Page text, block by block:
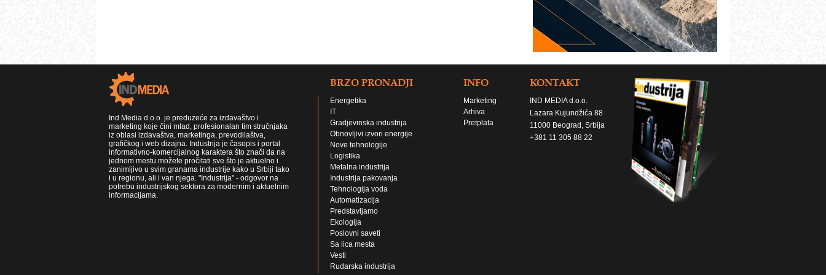
Ind Media d.o.o. je preduzeće za izdavaštvo i
marketing koje čini mlad, profesionalan tim stručnjaka
iz oblasi izdavaštva, marketinga, prevodilaštva,
grafičkog i web dizajna. Industrija je časopis i portal
informativno-komercijalnog karaktera što znači da na
jednom mestu možete pročitati sve što je aktuelno i
zanimljivo u svim granama industrije kako u Srbiji tako
i u regionu, ali i van njega. "Industrija" - odgovor na
potrebu industrijskog sektora za modernim i aktuelnim
informacijama.
BRZO PRONADJI
Energetika
IT
Gradjevinska industrija
Obnovljivi izvori energije
Nove tehnologije
Logistika
Metalna industrija
Industrija pakovanja
Tehnologija voda
Automatizacija
Predstavljamo
Ekologija
Poslovni saveti
Sa lica mesta
Vesti
Rudarska industrija
INFO
Marketing
Arhiva
Pretplata
KONTAKT
IND MEDIA d.o.o.
Lazara Kujundžića 88
11000 Beograd, Srbija
+381 11 305 88 22